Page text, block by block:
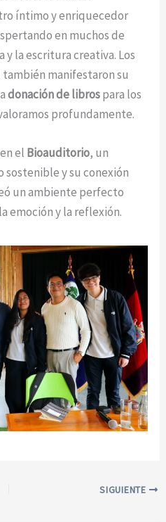
íntimo y enriquecedor
en muchos de
la escritura creativa. Los
manifestaron su
donación de librospara los
profundamente.
el Bioauditorio, un
sostenible y su conexión
un ambiente perfecto
emoción y la reflexión.
SIGUIENTE